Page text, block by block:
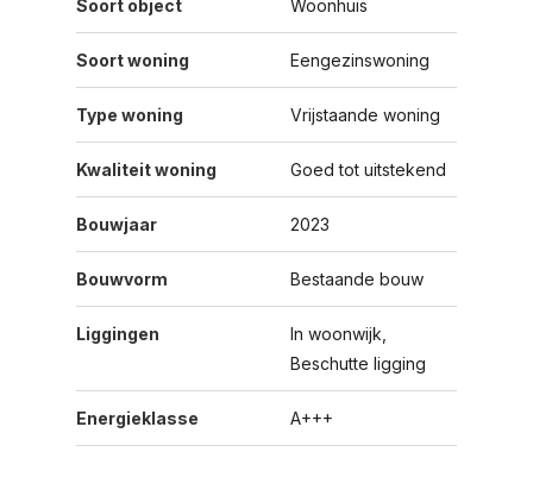
Soort object Woonhuis
Soort woning Eengezinswoning
Type woning Vrijstaande woning
Kwaliteit woning Goed tot uitstekend
Bouwjaar 2023
Bouwvorm Bestaande bouw
Liggingen
In woonwijk,
Beschutte ligging
Energieklasse A+++